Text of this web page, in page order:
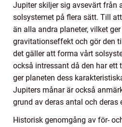
Jupiter skiljer sig avsevärt från
solsystemet på flera sätt. Till
än alla andra planeter, vilket
gravitationseffekt och gör den
det gäller att forma vårt
också intressant då den har ett
ger planeten dess
Jupiters månar är också
grund av deras antal och deras
Historisk genomgång av för-